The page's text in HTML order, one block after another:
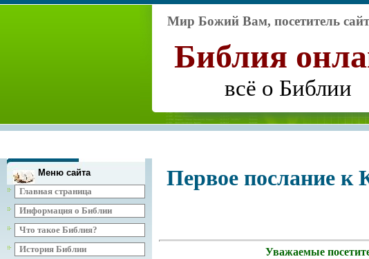
Мир Божий Вам, посетитель
Библия
всё о Библии
Меню сайта
Главная страница
Информация о Библии
Что такое Библия?
История Библии
Первое послание к
Уважаемые